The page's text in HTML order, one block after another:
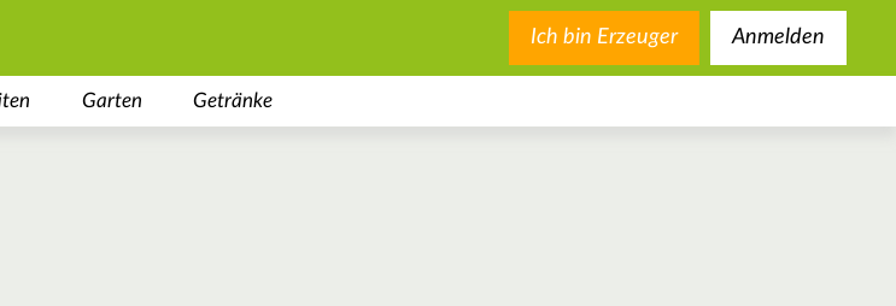
Ich bin Erzeuger Anmelden
Garten Getränke